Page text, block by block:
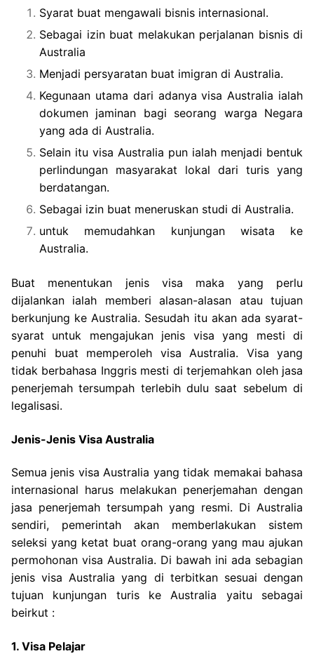
Syarat buat mengawali bisnis internasional.
Sebagai izin buat melakukan perjalanan bisnis di
Australia
Menjadi persyaratan buat imigran di Australia.
Kegunaan utama dari adanya visa Australia ialah
dokumen jaminan bagi seorang warga Negara
yang ada di Australia.
Selain itu visa Australia pun ialah menjadi bentuk
perlindungan masyarakat lokal dari turis yang
berdatangan.
Sebagai izin buat meneruskan studi di Australia.
untuk memudahkan kunjungan wisata ke
Australia.
Buat menentukan jenis visa maka yang perlu
dijalankan ialah memberi alasan-alasan atau tujuan
berkunjung ke Australia. Sesudah itu akan ada syarat-
syarat untuk mengajukan jenis visa yang mesti di
penuhi buat memperoleh visa Australia. Visa yang
tidak berbahasa Inggris mesti di terjemahkan oleh jasa
penerjemah tersumpah terlebih dulu saat sebelum di
legalisasi.
Jenis-Jenis Visa Australia
Semua jenis visa Australia yang tidak memakai bahasa
internasional harus melakukan penerjemahan dengan
jasa penerjemah tersumpah yang resmi. Di Australia
sendiri, pemerintah akan memberlakukan sistem
seleksi yang ketat buat orang-orang yang mau ajukan
permohonan visa Australia. Di bawah ini ada sebagian
jenis visa Australia yang di terbitkan sesuai dengan
tujuan kunjungan turis ke Australia yaitu sebagai
beirkut :
1. Visa Pelajar